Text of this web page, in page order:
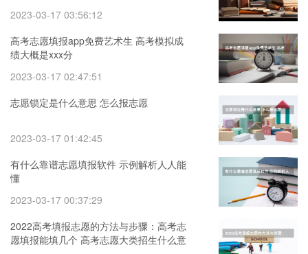
2023-03-17 03:56:12
高考志愿填报app免费艺术生 高考模拟成
绩大概是xxx分
2023-03-17 02:47:51
志愿锁定是什么意思 怎么报志愿
2023-03-17 01:42:45
有什么靠谱志愿填报软件 示例解析人人能
懂
2023-03-17 00:37:29
2022高考填报志愿的方法与步骤：高考志
愿填报能填几个 高考志愿大类招生什么意